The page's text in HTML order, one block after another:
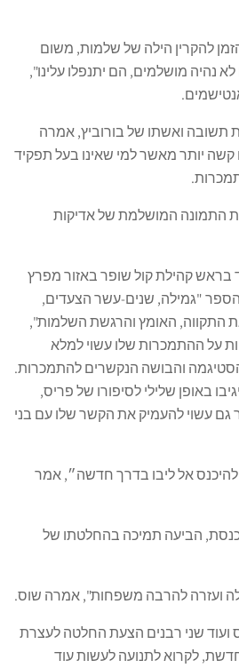
להקרין הילה של שלמות, משום
נהיה מושלמים, הם יתנפלו עלינו",
תשובה ואשתו של בורוביץ, אמרה
קשה יותר מאשר למי שאינו בעל תפקיד
התמונה המושלמת של אדיקות
בראש קהילת קול שופר באזור מפרץ
"גמילה, שנים-עשר הצעדים,
את התקווה, האומץ והרגשת השלמות",
על ההתמכרות שלו עשוי למלא
והבושה הנקשרים להתמכרות.
באופן שלילי לסיפורו של פריס,
גם עשוי להעמיק את הקשר שלו עם בני
אל ליבו בדרך חדשה״, אמר
הביעה תמיכה בהחלטתו של
ועזרה להרבה משפחות", אמרה שוס.
ועוד שני רבנים הצעת החלטה לעצרת
לקרוא לתנועה לעשות עוד